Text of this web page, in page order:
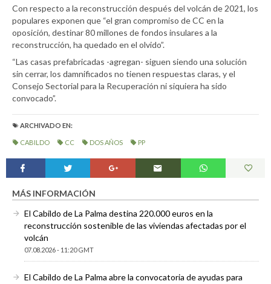
Con respecto a la reconstrucción después del volcán de 2021, los
populares exponen que “el gran compromiso de CC en la
oposición, destinar 80 millones de fondos insulares a la
reconstrucción, ha quedado en el olvido”.
“Las casas prefabricadas -agregan- siguen siendo una solución
sin cerrar, los damnificados no tienen respuestas claras, y el
Consejo Sectorial para la Recuperación ni siquiera ha sido
convocado”.
ARCHIVADO EN:
CABILDO CC DOS AÑOS PP
MÁS INFORMACIÓN
El Cabildo de La Palma destina 220.000 euros en la
reconstrucción sostenible de las viviendas afectadas por el
volcán
07.08.2026 - 11:20 GMT
El Cabildo de La Palma abre la convocatoria de ayudas para